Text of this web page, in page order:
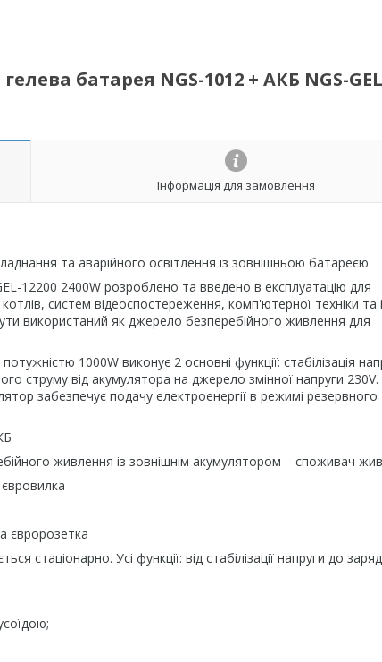
батарея NGS-1012 + АКБ NGS-
Інформація для замовлення
та аварійного освітлення із зовнішньою батареєю.
12200 2400W розроблено та введено в експлуатацію для
систем відеоспостереження, комп'ютерної техніки та
використаний як джерело безперебійного живлення для
1000W виконує 2 основні функції: стабілізація
струму від акумулятора на джерело змінної напруги
забезпечує подачу електроенергії в режимі резервного
живлення із зовнішнім акумулятором – споживач
стаціонарно. Усі функції: від стабілізації напруги до